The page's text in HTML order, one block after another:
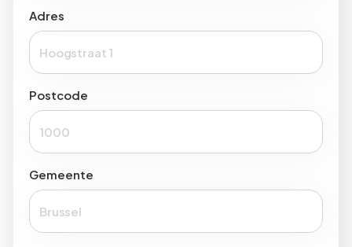
Adres
Postcode
Gemeente